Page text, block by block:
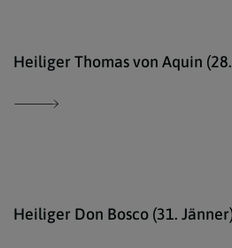
Heiliger Thomas von Aquin
Heiliger Don Bosco (31.